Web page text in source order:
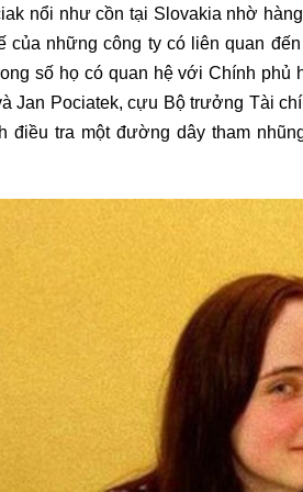
nổi như cồn tại Slovakia nhờ
của những công ty có liên quan
số họ có quan hệ với Chính
Jan Pociatek, cựu Bộ trưởng Tài
điều tra một đường dây tham